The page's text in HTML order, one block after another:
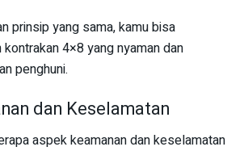
prinsip yang sama, kamu bisa
4×8 yang nyaman dan
penghuni.
dan Keselamatan
aspek keamanan dan keselamatan